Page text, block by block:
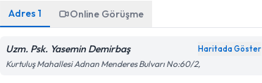
Adres1 Online Görüşme
Uzm. Psk. Yasemin Demirbaş Haritada Göster
Kurtuluş Mahallesi Adnan Menderes Bulvarı No:60/2,